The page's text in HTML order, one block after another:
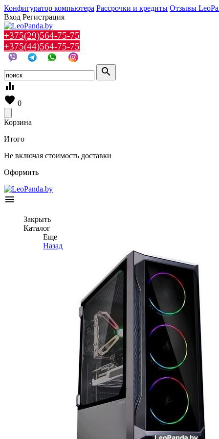
Конфигуратор компьютера Рассрочки и кредиты Отзывы
Вход Регистрация
+375(29)564-75-75
+375(44)564-75-75
search
equalizer
favorite 0
Корзина
Итого
Не включая стоимость доставки
Оформить
menu
Закрыть
Каталог
Еще
Назад